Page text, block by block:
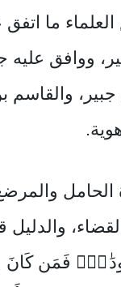
ما اتفق
ووافق عليه
والقاسم
الحامل
والدليل
ٰ⁠تࣲۚ فَمَن كَانَ